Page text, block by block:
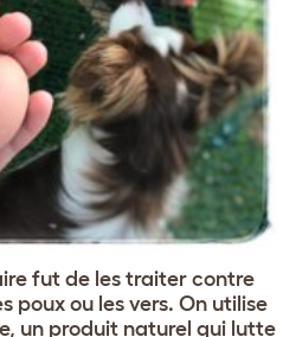
fut de les traiter contre
poux ou les vers. On utilise
un produit naturel qui lutte